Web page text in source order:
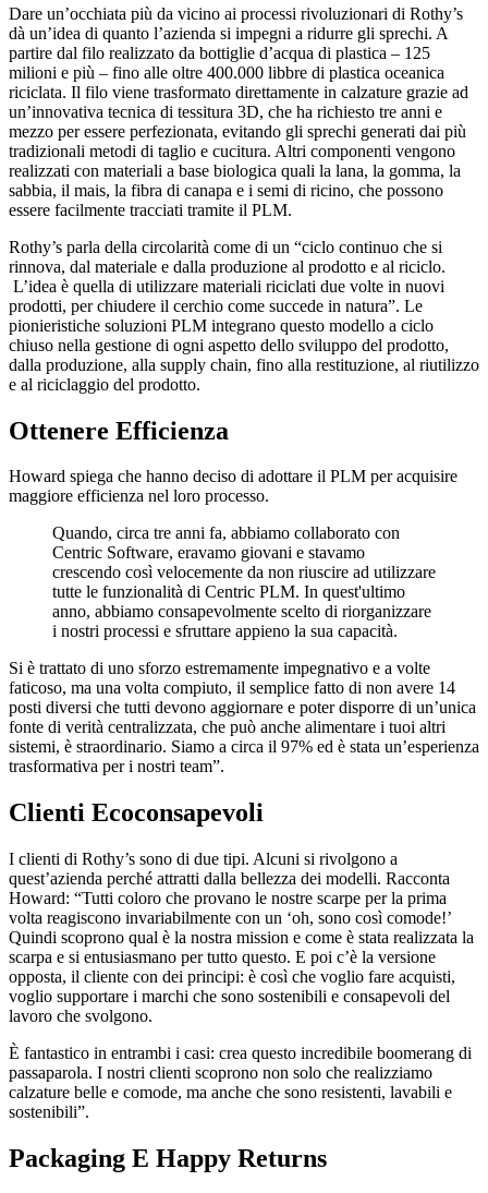
Dare un’occhiata più da vicino ai processi rivoluzionari di Rothy’s
dà un’idea di quanto l’azienda si impegni a ridurre gli sprechi. A
partire dal filo realizzato da bottiglie d’acqua di plastica – 125
milioni e più – fino alle oltre 400.000 libbre di plastica oceanica
riciclata. Il filo viene trasformato direttamente in calzature grazie ad
un’innovativa tecnica di tessitura 3D, che ha richiesto tre anni e
mezzo per essere perfezionata, evitando gli sprechi generati dai più
tradizionali metodi di taglio e cucitura. Altri componenti vengono
realizzati con materiali a base biologica quali la lana, la gomma, la
sabbia, il mais, la fibra di canapa e i semi di ricino, che possono
essere facilmente tracciati tramite il PLM.
Rothy’s parla della circolarità come di un “ciclo continuo che si
rinnova, dal materiale e dalla produzione al prodotto e al riciclo.
L’idea è quella di utilizzare materiali riciclati due volte in nuovi
prodotti, per chiudere il cerchio come succede in natura”. Le
pionieristiche soluzioni PLM integrano questo modello a ciclo
chiuso nella gestione di ogni aspetto dello sviluppo del prodotto,
dalla produzione, alla supply chain, fino alla restituzione, al riutilizzo
e al riciclaggio del prodotto.
Ottenere Efficienza
Howard spiega che hanno deciso di adottare il PLM per acquisire
maggiore efficienza nel loro processo.
Quando, circa tre anni fa, abbiamo collaborato con
Centric Software, eravamo giovani e stavamo
crescendo così velocemente da non riuscire ad utilizzare
tutte le funzionalità di Centric PLM. In quest'ultimo
anno, abbiamo consapevolmente scelto di riorganizzare
i nostri processi e sfruttare appieno la sua capacità.
Si è trattato di uno sforzo estremamente impegnativo e a volte
faticoso, ma una volta compiuto, il semplice fatto di non avere 14
posti diversi che tutti devono aggiornare e poter disporre di un’unica
fonte di verità centralizzata, che può anche alimentare i tuoi altri
sistemi, è straordinario. Siamo a circa il 97% ed è stata un’esperienza
trasformativa per i nostri team”.
Clienti Ecoconsapevoli
I clienti di Rothy’s sono di due tipi. Alcuni si rivolgono a
quest’azienda perché attratti dalla bellezza dei modelli. Racconta
Howard: “Tutti coloro che provano le nostre scarpe per la prima
volta reagiscono invariabilmente con un ‘oh, sono così comode!’
Quindi scoprono qual è la nostra mission e come è stata realizzata la
scarpa e si entusiasmano per tutto questo. E poi c’è la versione
opposta, il cliente con dei principi: è così che voglio fare acquisti,
voglio supportare i marchi che sono sostenibili e consapevoli del
lavoro che svolgono.
È fantastico in entrambi i casi: crea questo incredibile boomerang di
passaparola. I nostri clienti scoprono non solo che realizziamo
calzature belle e comode, ma anche che sono resistenti, lavabili e
sostenibili”.
Packaging E Happy Returns